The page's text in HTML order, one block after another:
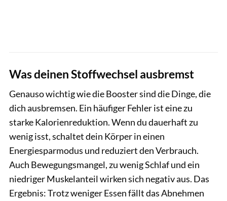
Was deinen Stoffwechsel ausbremst
Genauso wichtig wie die Booster sind die Dinge, die
dich ausbremsen. Ein häufiger Fehler ist eine zu
starke Kalorienreduktion. Wenn du dauerhaft zu
wenig isst, schaltet dein Körper in einen
Energiesparmodus und reduziert den Verbrauch.
Auch Bewegungsmangel, zu wenig Schlaf und ein
niedriger Muskelanteil wirken sich negativ aus. Das
Ergebnis: Trotz weniger Essen fällt das Abnehmen